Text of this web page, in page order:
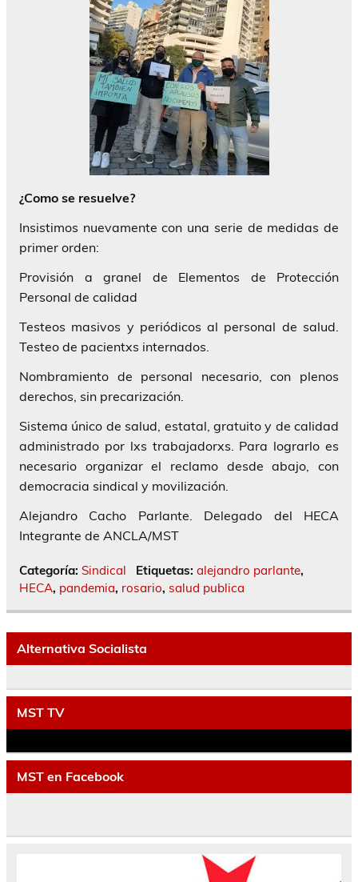
¿Como se resuelve?
Insistimos nuevamente con una serie de medidas de
primer orden:
Provisión a granel de Elementos de Protección
Personal de calidad
Testeos masivos y periódicos al personal de salud.
Testeo de pacientxs internados.
Nombramiento de personal necesario, con plenos
derechos, sin precarización.
Sistema único de salud, estatal, gratuito y de calidad
administrado por lxs trabajadorxs. Para lograrlo es
necesario organizar el reclamo desde abajo, con
democracia sindical y movilización.
Alejandro Cacho Parlante. Delegado del HECA
Integrante de ANCLA/MST
Categoría: Sindical Etiquetas: alejandro parlante,
HECA, pandemia, rosario, salud publica
Alternativa Socialista
MST TV
MST en Facebook